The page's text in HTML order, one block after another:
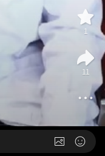
1
11